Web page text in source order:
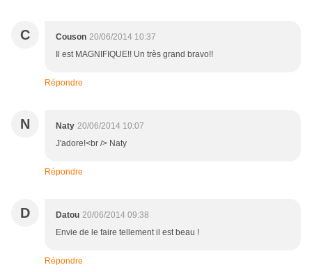
C Couson 20/06/2014 10:37
Il est MAGNIFIQUE!! Un très grand bravo!!
Répondre
N Naty 20/06/2014 10:07
J'adore!<br /> Naty
Répondre
D Datou 20/06/2014 09:38
Envie de le faire tellement il est beau !
Répondre